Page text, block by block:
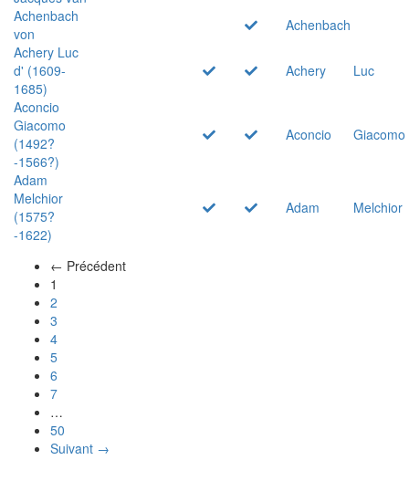
Achenbach
von
Achenbach
Achery Luc
d' (1609-
1685)
Achery
Luc
Aconcio
Giacomo
(1492?
-1566?)
Aconcio Giacomo
Adam
Melchior
(1575?
-1622)
Adam Melchior
← Précédent
1
2
3
4
5
6
7
…
50
Suivant →